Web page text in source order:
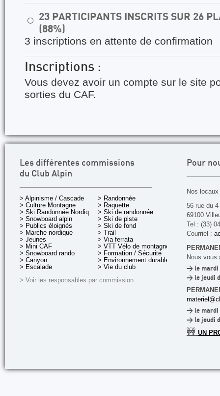
⚪
23 PARTICIPANTS INSCRITS SUR 26
(88%)
3 inscriptions en attente de confirmation
Inscriptions :
Vous devez avoir un compte sur le site
sorties du CAF.
Les différentes commissions
du Club Alpin
> Alpinisme / Cascade
> Culture Montagne
> Ski Randonnée Nordique
> Snowboard alpin
> Publics éloignés
> Marche nordique
> Jeunes
> Mini CAF
> Snowboard rando
> Canyon
> Escalade
> Randonnée
> Raquette
> Ski de randonnée
> Ski de piste
> Ski de fond
> Trail
> Via ferrata
> VTT Vélo de montagne
> Formation / Sécurité
> Environnement durable
> Vie du club
> Voir les responsables par commission
Pour
Nos
56 rue du
69100
Tel : (33)
Courriel :
Nous vous
> le mardi
> le jeudi
> le mardi
> le jeudi
🚧 UN